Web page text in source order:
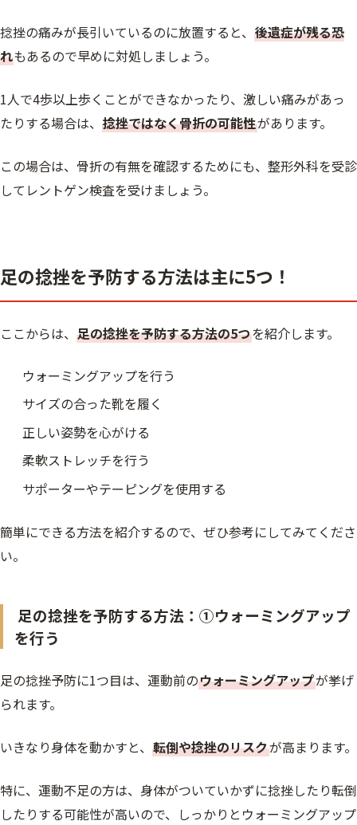
捻挫の痛みが長引いているのに放置すると、 後遺症が残る恐
れもあるので早めに対処しましょう。
1人で4歩以上歩くことができなかったり、激しい痛みがあっ
たりする場合は、 捻挫ではなく骨折の可能性があります。
この場合は、骨折の有無を確認するためにも、整形外科を受診
してレントゲン検査を受けましょう。
足の捻挫を予防する方法は主に5つ！
ここからは、 足の捻挫を予防する方法の5つを紹介します。
ウォーミングアップを行う
サイズの合った靴を履く
正しい姿勢を心がける
柔軟ストレッチを行う
サポーターやテーピングを使用する
簡単にできる方法を紹介するので、ぜひ参考にしてみてくださ
い。
足の捻挫を予防する方法：①ウォーミングアップ
を行う
足の捻挫予防に1つ目は、運動前のウォーミングアップが挙げ
られます。
いきなり身体を動かすと、 転倒や捻挫のリスクが高まります。
特に、運動不足の方は、身体がついていかずに捻挫したり転倒
したりする可能性が高いので、しっかりとウォーミングアップ